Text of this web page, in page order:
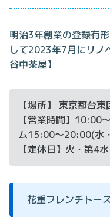
明治3年創業の登録有
して2023年7月にリノ
谷中茶屋】
【場所】 東京都台
【営業時間】10:00
ム15:00～20:00(水
【定休日】火・第4水
花重フレンチト